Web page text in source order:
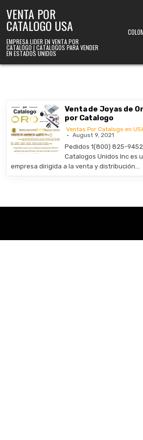
VENTA POR
CATALOGO USA
EMPRESA LIDER EN VENTA POR
CATALOGO | CATALOGOS PARA VENDER
EN ESTADOS UNIDOS
Venta de Joyas de
por Catalogo
Ventas Por Catalogo en
August 9, 2021
Pedidos 1(800) 825-9452
Catalogos Unidos Inc es
empresa dirigida a la venta y distribución…